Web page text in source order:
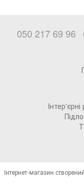
050 217 69 96
Інтернет-магазин